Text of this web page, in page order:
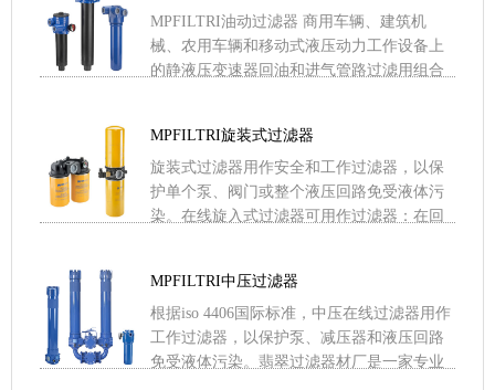
MPFILTRI油动过滤器 商用车辆、建筑机
械、农用车辆和移动式液压动力工作设备上
的静液压变速器回油和进气管路过滤用组合
MPFILTRI旋装式过滤器
旋装式过滤器用作安全和工作过滤器，以保
护单个泵、阀门或整个液压回路免受液体污
染。在线旋入式过滤器可用作过滤器：在回
MPFILTRI中压过滤器
根据iso 4406国际标准，中压在线过滤器用作
工作过滤器，以保护泵、减压器和液压回路
免受液体污染。翡翠过滤器材厂是一家专业